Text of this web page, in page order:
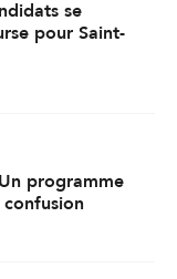
se
pour Saint-
programme